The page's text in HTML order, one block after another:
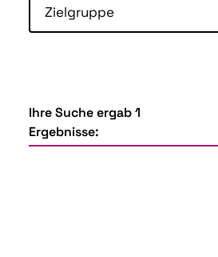
Zielgruppe
Ihre Suche ergab 1
Ergebnisse: